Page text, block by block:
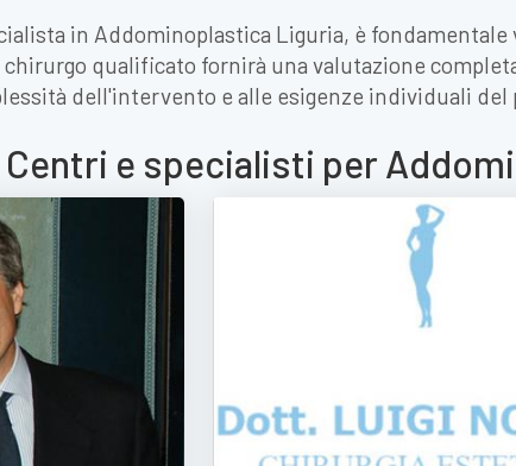
in Addominoplastica Liguria, è
qualificato fornirà una valutazione
dell'intervento e alle esigenze individuali del
Centri e specialisti per